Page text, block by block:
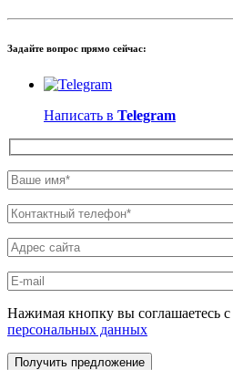
Задайте вопрос прямо сейчас:
Написать в Telegram
Нажимая кнопку вы соглашаетесь с
персональных данных